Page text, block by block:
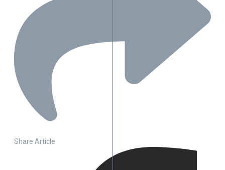
Share Article